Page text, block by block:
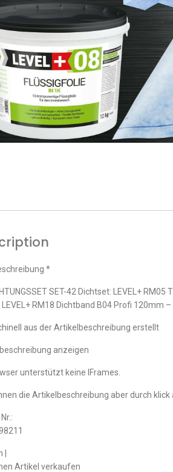
*
SET-42 Dichtset: LEVEL+ RM05
LEVEL+ RM18 Dichtband B04 Profi 120mm –
aus der Artikelbeschreibung erstellt
anzeigen
unterstützt keine IFrames.
die Artikelbeschreibung aber durch
Artikel verkaufen